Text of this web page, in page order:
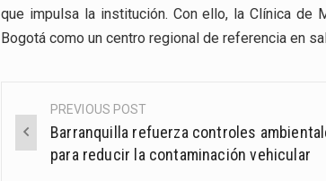
que impulsa la institución. Con ello, la Clínica de
Bogotá como un centro regional de referencia en
Post
navigation
PREVIOUS POST
Barranquilla refuerza controles
para reducir la contaminación vehicular